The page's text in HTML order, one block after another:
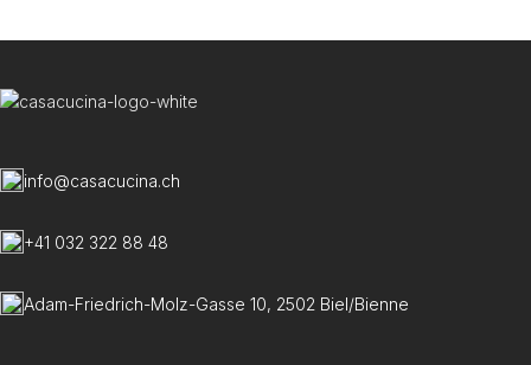
info@casacucina.ch
+41 032 322 88 48
Adam-Friedrich-Molz-Gasse 10, 2502 Biel/Bienne